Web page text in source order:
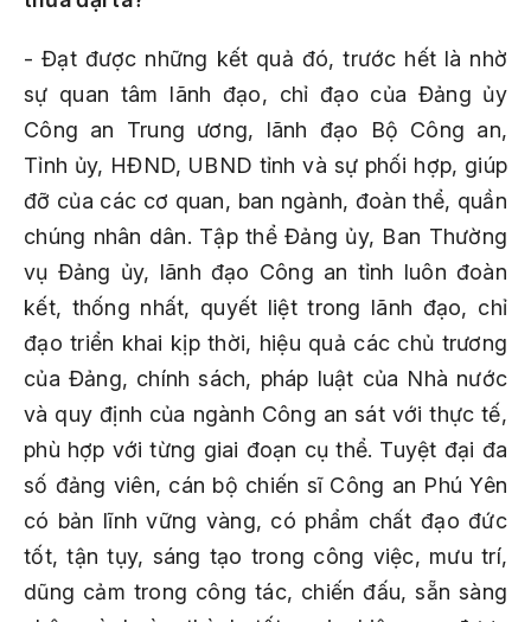
- Đạt được những kết quả đó, trước hết là nhờ
sự quan tâm lãnh đạo, chỉ đạo của Đảng ủy
Công an Trung ương, lãnh đạo Bộ Công an,
Tỉnh ủy, HĐND, UBND tỉnh và sự phối hợp, giúp
đỡ của các cơ quan, ban ngành, đoàn thể, quần
chúng nhân dân. Tập thể Đảng ủy, Ban Thường
vụ Đảng ủy, lãnh đạo Công an tỉnh luôn đoàn
kết, thống nhất, quyết liệt trong lãnh đạo, chỉ
đạo triển khai kịp thời, hiệu quả các chủ trương
của Đảng, chính sách, pháp luật của Nhà nước
và quy định của ngành Công an sát với thực tế,
phù hợp với từng giai đoạn cụ thể. Tuyệt đại đa
số đảng viên, cán bộ chiến sĩ Công an Phú Yên
có bản lĩnh vững vàng, có phẩm chất đạo đức
tốt, tận tụy, sáng tạo trong công việc, mưu trí,
dũng cảm trong công tác, chiến đấu, sẵn sàng